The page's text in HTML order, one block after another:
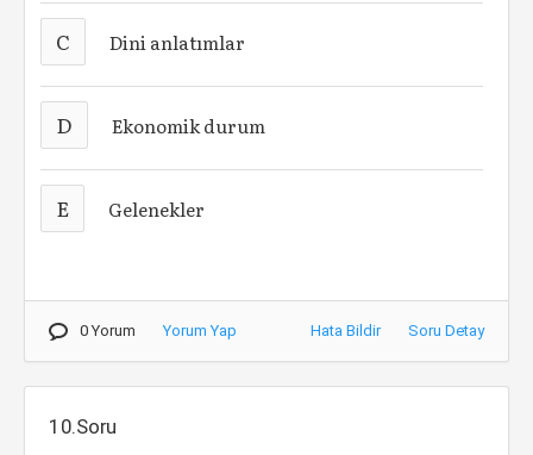
C Dini anlatımlar
D Ekonomik durum
E Gelenekler
0 Yorum Yorum Yap Hata Bildir Soru Detay
10.Soru